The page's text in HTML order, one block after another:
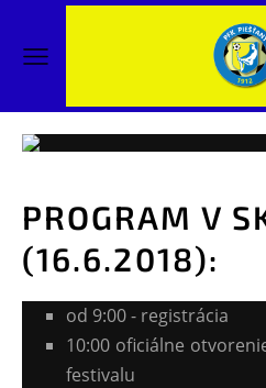
PROGRAM V
(16.6.2018):
od 9:00 - registrácia
10:00 oficiálne
festivalu